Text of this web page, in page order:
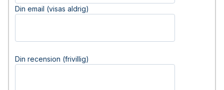
Din email (visas aldrig)
Din recension (frivillig)